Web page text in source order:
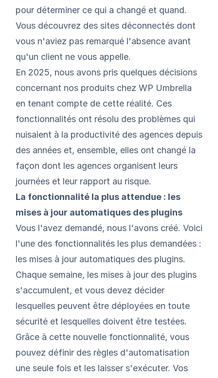
pour déterminer ce qui a changé et quand.
Vous découvrez des sites déconnectés dont
vous n'aviez pas remarqué l'absence avant
qu'un client ne vous appelle.
En 2025, nous avons pris quelques décisions
concernant nos produits chez WP Umbrella
en tenant compte de cette réalité. Ces
fonctionnalités ont résolu des problèmes qui
nuisaient à la productivité des agences depuis
des années et, ensemble, elles ont changé la
façon dont les agences organisent leurs
journées et leur rapport au risque.
La fonctionnalité la plus attendue : les
mises à jour automatiques des plugins
Vous l'avez demandé, nous l'avons créé. Voici
l'une des fonctionnalités les plus demandées :
les mises à jour automatiques des plugins.
Chaque semaine, les mises à jour des plugins
s'accumulent, et vous devez décider
lesquelles peuvent être déployées en toute
sécurité et lesquelles doivent être testées.
Grâce à cette nouvelle fonctionnalité, vous
pouvez définir des règles d'automatisation
une seule fois et les laisser s'exécuter. Vos